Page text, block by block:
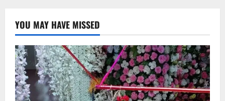
YOU MAY HAVE MISSED